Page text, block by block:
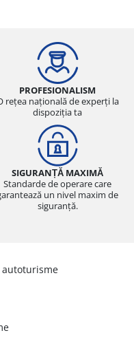
PROFESIONALISM
rețea națională de experți la
dispoziția ta
SIGURANȚĂ MAXIMĂ
Standarde de operare care
un nivel maxim de
siguranță.